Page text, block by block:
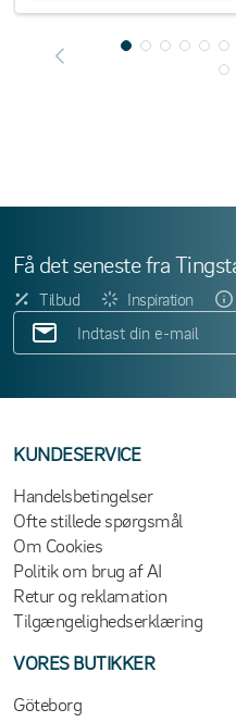
Få det seneste fra
Tilbud Inspiration
KUNDESERVICE
Handelsbetingelser
Ofte stillede spørgsmål
Om Cookies
Politik om brug af AI
Retur og reklamation
Tilgængelighedserklæring
VORES BUTIKKER
Göteborg